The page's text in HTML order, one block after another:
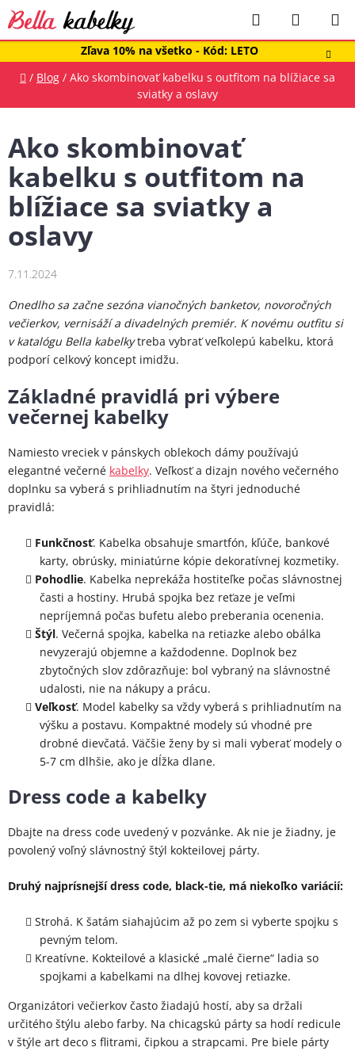
Prejsť
na
obsah
Zľava 10% na všetko - Kód: LETO
Hľadať
KOŠÍK
Domov
/ Blog / Ako skombinovať kabelku s outfitom na blížiace sa
sviatky a oslavy
Ako skombinovať
kabelku s outfitom na
blížiace sa sviatky a
oslavy
7.11.2024
Onedlho sa začne sezóna vianočných banketov, novoročných
večierkov, vernisáží a divadelných premiér. K novému outfitu si
v katalógu Bella kabelkytreba vybrať veľkolepú kabelku, ktorá
podporí celkový koncept imidžu.
Základné pravidlá pri výbere
večernej kabelky
Namiesto vreciek v pánskych oblekoch dámy používajú
elegantné večerné kabelky. Veľkosť a dizajn nového večerného
doplnku sa vyberá s prihliadnutím na štyri jednoduché
pravidlá:
Funkčnosť. Kabelka obsahuje smartfón, kľúče, bankové
karty, obrúsky, miniatúrne kópie dekoratívnej kozmetiky.
Pohodlie. Kabelka neprekáža hostiteľke počas slávnostnej
časti a hostiny. Hrubá spojka bez reťaze je veľmi
nepríjemná počas bufetu alebo preberania ocenenia.
Štýl. Večerná spojka, kabelka na retiazke alebo obálka
nevyzerajú objemne a každodenne. Doplnok bez
zbytočných slov zdôrazňuje: bol vybraný na slávnostné
udalosti, nie na nákupy a prácu.
Veľkosť. Model kabelky sa vždy vyberá s prihliadnutím na
výšku a postavu. Kompaktné modely sú vhodné pre
drobné dievčatá. Väčšie ženy by si mali vyberať modely o
5-7 cm dlhšie, ako je dĺžka dlane.
Dress code a kabelky
Dbajte na dress code uvedený v pozvánke. Ak nie je žiadny, je
povolený voľný slávnostný štýl kokteilovej párty.
Druhý najprísnejší dress code, black-tie, má niekoľko variácií:
Strohá. K šatám siahajúcim až po zem si vyberte spojku s
pevným telom.
Kreatívne. Kokteilové a klasické „malé čierne“ ladia so
spojkami a kabelkami na dlhej kovovej retiazke.
Organizátori večierkov často žiadajú hostí, aby sa držali
určitého štýlu alebo farby. Na chicagskú párty sa hodí redicule
v štýle art deco s flitrami, čipkou a strapcami. Pre biele párty